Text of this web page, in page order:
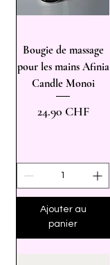
Bougie de massage
pour les mains Afinia
Candle Monoi
Prix
24.90 CHF
Ajouter au
panier